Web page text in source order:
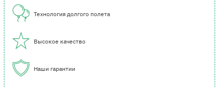
Технология долгого полета
Высокое качество
Наши гарантии